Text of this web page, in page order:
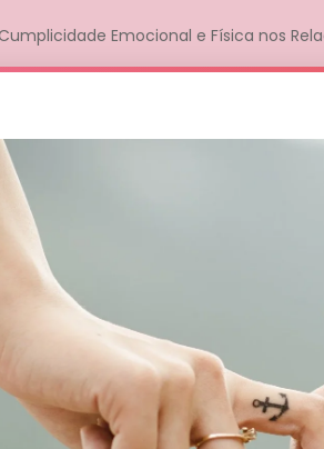
Emocional e Física nos